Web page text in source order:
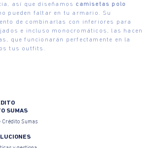
así que diseñamos camisetas polo
pueden faltar en tu armario. Su
de combinarlas con inferiores para
e incluso monocromáticos, las hacen
que funcionarán perfectamente en la
tus outfits.
SUMAS
Crédito Sumas